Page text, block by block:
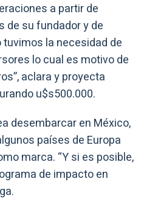
a partir de
de su fundador y de
tuvimos la necesidad de
lo cual es motivo de
aclara y proyecta
u$s500.000.
desembarcar en México,
países de Europa
marca. “Y si es posible,
de impacto en